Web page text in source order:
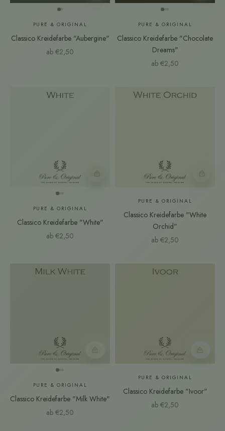
PURE & ORIGINAL
Classico Kreidefarbe "Aubergine"
Angebot
ab €2,50
PURE & ORIGINAL
Classico Kreidefarbe "Chocolate
Dreams"
Angebot
ab €2,50
Farbmuster
PURE & ORIGINAL
Classico Kreidefarbe "White"
Angebot
ab €2,50
PURE & ORIGINAL
Classico Kreidefarbe "White
Orchid"
Angebot
ab €2,50
PURE & ORIGINAL
Classico Kreidefarbe "Milk White"
Angebot
ab €2,50
PURE & ORIGINAL
Classico Kreidefarbe "Ivoor"
Angebot
ab €2,50